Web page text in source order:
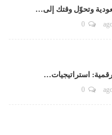
وتحوّل وقتك إلى…
استراتيجيات…